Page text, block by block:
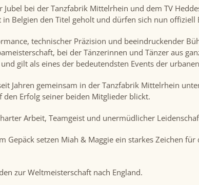
bei der Tanzfabrik Mittelrhein und dem TV
Belgien den Titel geholt und dürfen sich nun
technischer Präzision und beeindruckender
bei der Tänzerinnen und Tänzer aus
gilt als eines der bedeutendsten Events der
Jahren gemeinsam in der Tanzfabrik Mittelrhein
den Erfolg seiner beiden Mitglieder blickt.
Arbeit, Teamgeist und unermüdlicher
Gepäck setzen Miah & Maggie ein starkes Zeichen
zur Weltmeisterschaft nach England.